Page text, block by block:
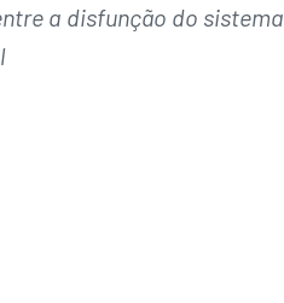
a disfunção do sistema